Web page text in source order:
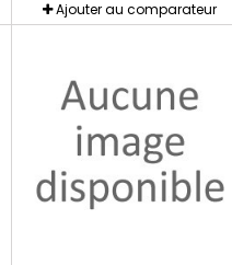
Ajouter au comparateur